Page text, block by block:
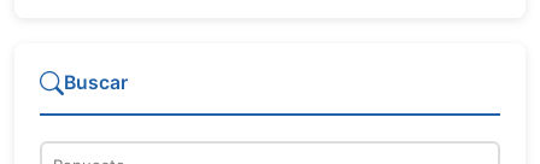
Buscar
Repuesto